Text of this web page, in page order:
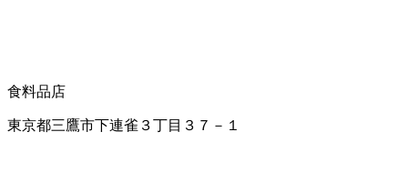
食料品店
東京都三鷹市下連雀３丁目３７－１